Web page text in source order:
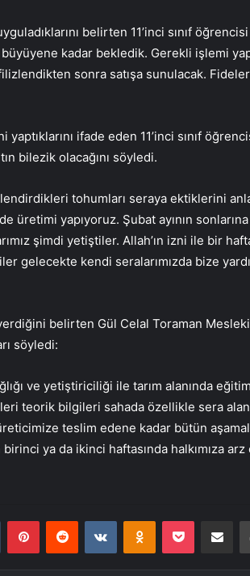
belirten 11’inci sınıf
kadar bekledik. Gerekli işlemi
sonra satışa sunulacak.
ifade eden 11’inci sınıf
bilezik olacağını söyledi.
tohumları seraya ektiklerini
üretimi yapıyoruz. Şubat ayının
şimdi yetiştiler. Allah’ın izni ile bir
gelecekte kendi seralarımızda bize
belirten Gül Celal Toraman
söyledi:
ve yetiştiriciliği ile tarım alanında
teorik bilgileri sahada özellikle sera
teslim edene kadar bütün
birinci ya da ikinci haftasında halkımıza arz
Tumblr PinterestReddit VKontakteOdnoklassniki
Pocket E-